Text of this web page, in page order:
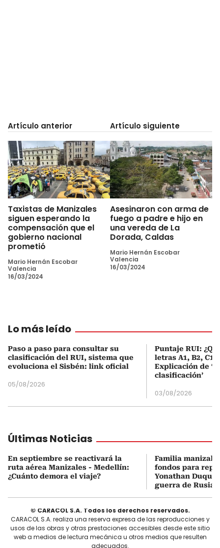
Artículo anterior
Taxistas de Manizales
siguen esperando la
compensación que el
gobierno nacional
prometió
Mario Hernán Escobar
Valencia
16/03/2024
Artículo siguiente
Asesinaron con arma de
fuego a padre e hijo en
una vereda de La
Dorada, Caldas
Mario Hernán Escobar
Valencia
16/03/2024
Lo más leído
Paso a paso para consultar su
clasificación del RUI, sistema que
evoluciona el Sisbén: link oficial
05/08/2026
Puntaje RUI:
letras A1, B2, C1
Explicación de
clasificación’
03/08/2026
Últimas Noticias
En septiembre se reactivará la
ruta aérea Manizales - Medellín:
¿Cuánto demora el viaje?
Familia
fondos para
Yonathan
guerra de Rusia-
© CARACOL S.A. Todos los derechos reservados.
CARACOL S.A. realiza una reserva expresa de las reproducciones y
usos de las obras y otras prestaciones accesibles desde este sitio
web a medios de lectura mecánica u otros medios que resulten
adecuados.